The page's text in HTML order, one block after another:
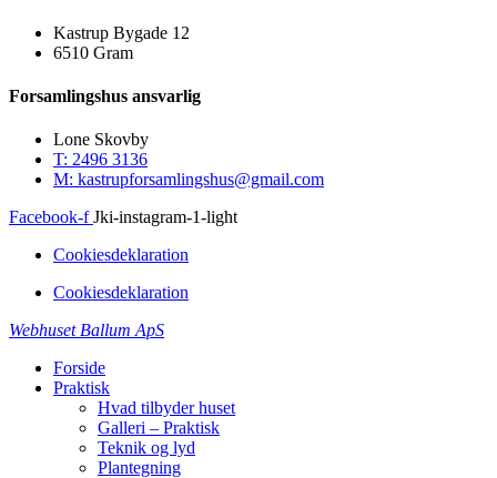
Kastrup Bygade 12
6510 Gram
Forsamlingshus ansvarlig
Lone Skovby
T: 2496 3136
M: kastrupforsamlingshus@gmail.com
Facebook-f Jki-instagram-1-light
Cookiesdeklaration
Cookiesdeklaration
Webhuset Ballum ApS
Forside
Praktisk
Hvad tilbyder huset
Galleri – Praktisk
Teknik og lyd
Plantegning